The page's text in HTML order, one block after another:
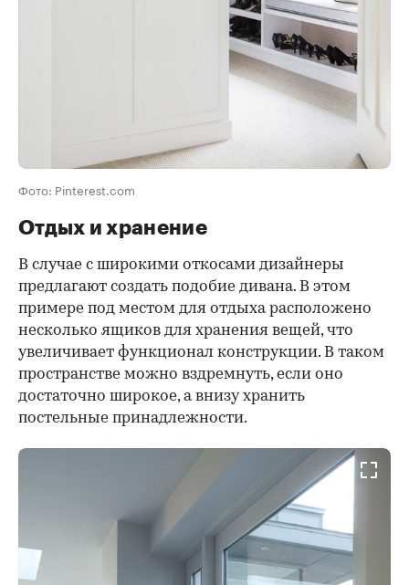
Фото: Pinterest.com
Отдых и хранение
В случае с широкими откосами дизайнеры
предлагают создать подобие дивана. В этом
примере под местом для отдыха расположено
несколько ящиков для хранения вещей, что
увеличивает функционал конструкции. В таком
пространстве можно вздремнуть, если оно
достаточно широкое, а внизу хранить
постельные принадлежности.